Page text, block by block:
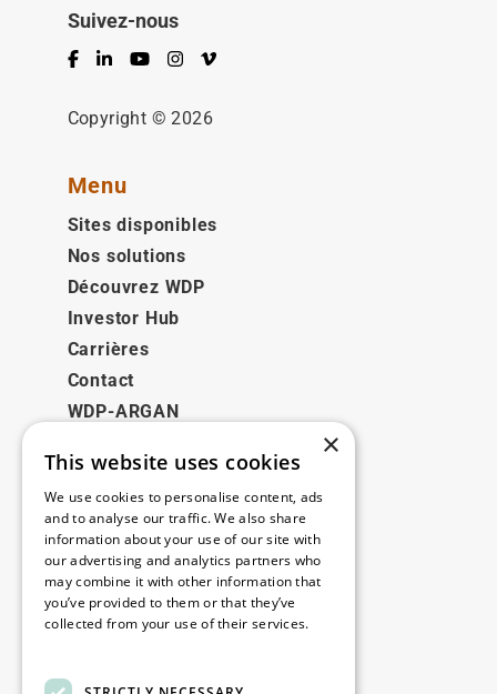
Suivez-nous
Facebook
LinkedInYouTubeInstagram
Vimeo
Copyright © 2026
Menu
Sites disponibles
Nos solutions
Découvrez WDP
Investor Hub
Carrières
Contact
WDP-ARGAN
Juridique
Disclaimer
Politique de confidentialité
Cookie Policy
Contact
×
This website uses cookies
We use cookies to personalise content, ads
and to analyse our traffic. We also share
information about your use of our site with
our advertising and analytics partners who
may combine it with other information that
you’ve provided to them or that they’ve
collected from your use of their services.